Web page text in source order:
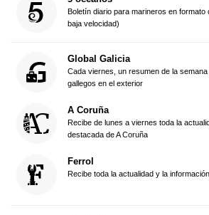
Boletín diario para marineros en
baja velocidad)
Global Galicia
Cada viernes, un resumen de la
gallegos en el exterior
A Coruña
Recibe de lunes a viernes toda la
destacada de A Coruña
Ferrol
Recibe toda la actualidad y la